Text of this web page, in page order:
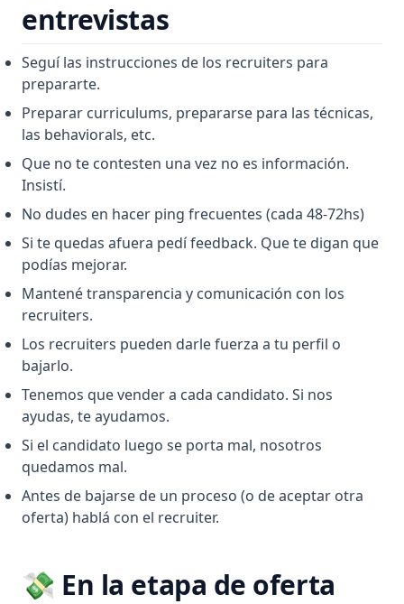
entrevistas
Seguí las instrucciones de los recruiters para
prepararte.
Preparar curriculums, prepararse para las técnicas,
las behaviorals, etc.
Que no te contesten una vez no es información.
Insistí.
No dudes en hacer ping frecuentes (cada 48-72hs)
Si te quedas afuera pedí feedback. Que te digan que
podías mejorar.
Mantené transparencia y comunicación con los
recruiters.
Los recruiters pueden darle fuerza a tu perfil o
bajarlo.
Tenemos que vender a cada candidato. Si nos
ayudas, te ayudamos.
Si el candidato luego se porta mal, nosotros
quedamos mal.
Antes de bajarse de un proceso (o de aceptar otra
oferta) hablá con el recruiter.
💸 En la etapa de oferta